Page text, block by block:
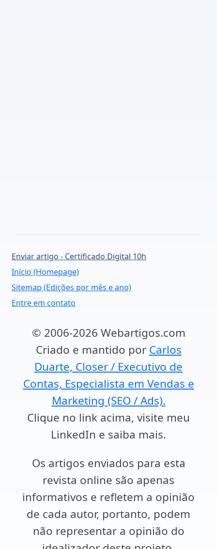
Enviar artigo - Certificado Digital 10h
Início (Homepage)
Sitemap (Edições por mês e ano)
Entre em contato
© 2006-2026 Webartigos.com
Criado e mantido por Carlos
Duarte, Closer / Executivo de
Contas, Especialista em Vendas e
Marketing (SEO / Ads).
Clique no link acima, visite meu
LinkedIn e saiba mais.
Os artigos enviados para esta
revista online são apenas
informativos e refletem a opinião
de cada autor, portanto, podem
não representar a opinião do